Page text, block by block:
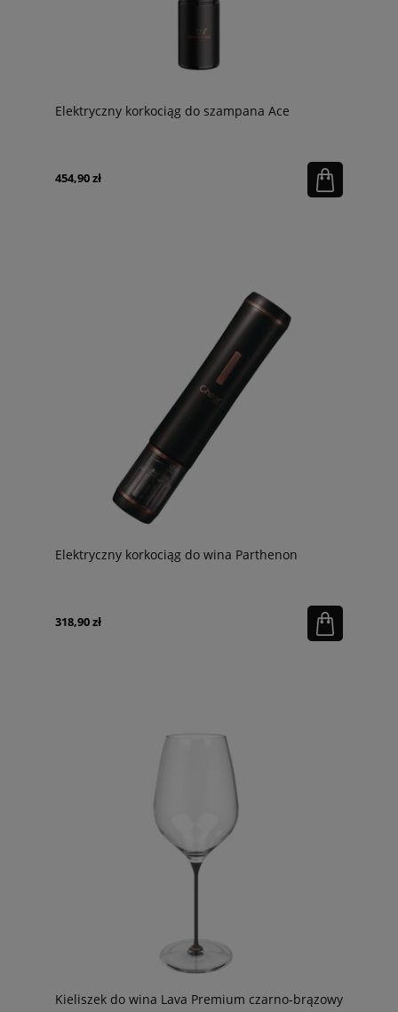
Elektryczny korkociąg do szampana Ace
454,90 zł
Elektryczny korkociąg do wina Parthenon
318,90 zł
Kieliszek do wina Lava Premium czarno-brązowy